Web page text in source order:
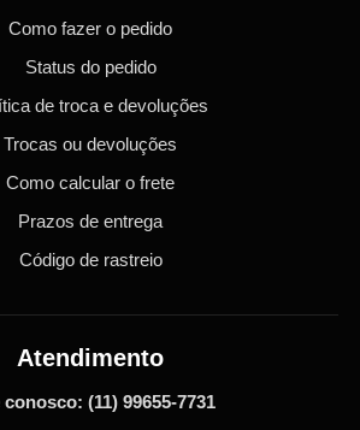
Como fazer o pedido
Status do pedido
de troca e devoluções
Trocas ou devoluções
Como calcular o frete
Prazos de entrega
Código de rastreio
Atendimento
conosco: (11) 99655-7731